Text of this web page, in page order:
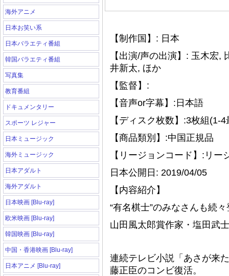
海外アニメ
日本お笑い系
日本バラエティ番組
韓国バラエティ番組
写真集
教育番組
ドキュメンタリー
スポーツ レジャー
日本ミュージック
海外ミュージック
日本アダルト
海外アダルト
日本映画 [Blu-ray]
欧米映画 [Blu-ray]
韓国映画 [Blu-ray]
中国・香港映画 [Blu-ray]
日本アニメ [Blu-ray]
【制作国】: 日本
【出演/声の出演】: 玉木宏,
井新太, ほか
【監督】:
【音声or字幕】:日本語
【ディスク枚数】:3枚組(1-
【商品類別】:中国正規品
【リージョンコード】:リ
日本公開日: 2019/04/05
【内容紹介】
“有名棋士”のみなさんも続
山田風太郎賞作家・塩田武
連続テレビ小説「あさが来
藤正臣のコンビ復活。